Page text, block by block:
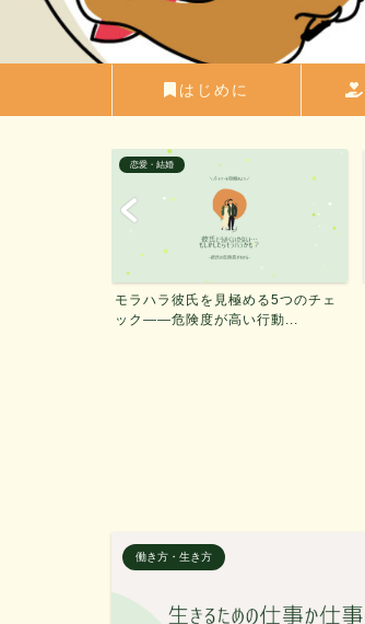
はじめに
働き方・生き方
毒親の意外なタイプと特徴4つ、親
との関係に苦しんでいるあ...
働き方・生き方